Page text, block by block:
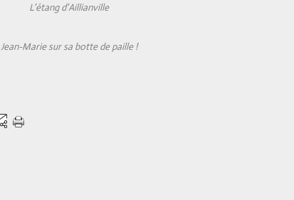
L'étang d'Aillianville
Jean-Marie sur sa botte de paille !